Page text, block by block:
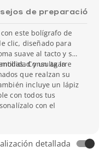
de preparación
este bolígrafo de
clic, diseñado para
suave al tacto y su
y un agarre
que realzan su
incluye un lápiz
con todos tus
con el
para
tu imagen de
Consulta la
detallada